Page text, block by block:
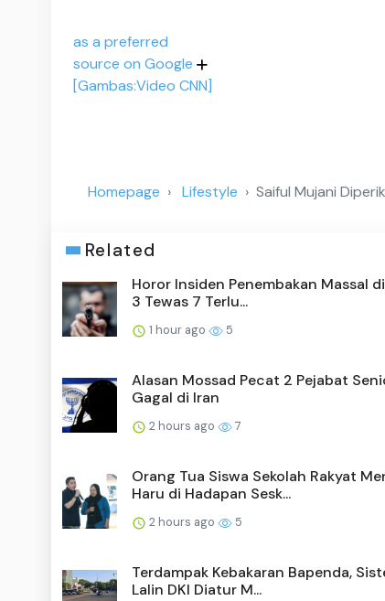
as a preferred
source on Google
[Gambas:Video CNN]
Homepage Lifestyle Saiful Mujani
Related
Horor Insiden Penembakan Massal
3 Tewas 7 Terlu...
1 hour ago 5
Alasan Mossad Pecat 2 Pejabat
Gagal di Iran
2 hours ago 7
Orang Tua Siswa Sekolah Rakyat
Haru di Hadapan Sesk...
2 hours ago 5
Terdampak Kebakaran Bapenda,
Lalin DKI Diatur M...